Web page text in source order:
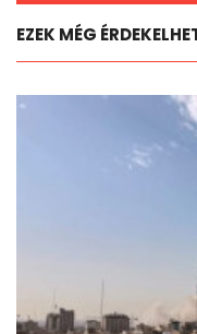
EZEK MÉG